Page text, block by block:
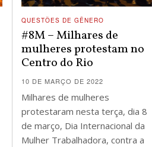
QUESTÕES DE GÊNERO
#8M – Milhares de
mulheres protestam no
Centro do Rio
10 DE MARÇO DE 2022
Milhares de mulheres
protestaram nesta terça, dia 8
de março, Dia Internacional da
Mulher Trabalhadora, contra a